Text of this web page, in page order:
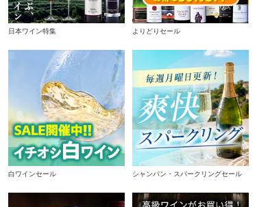
日本ワイン特集 よりどりセール
白ワインセール シャンパン・スパークリングセール